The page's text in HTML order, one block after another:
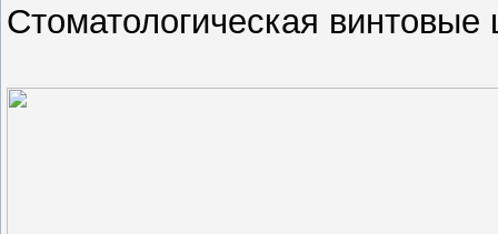
Стоматологическая